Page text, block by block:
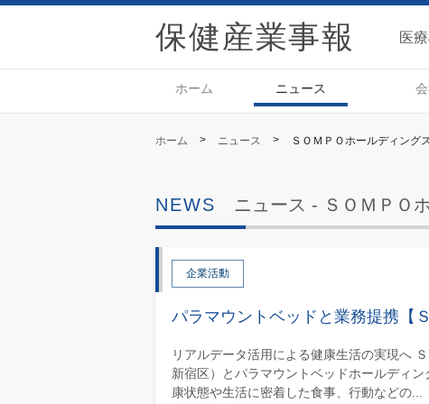
保医
ホーム ニュース
ホーム > ニュース > ＳＯＭＰＯホールディング
ニュース - ＳＯＭＰＯ
企業活動
パラマウントベッドと業務提携【
リアルデータ活用による健康生活の実現へ
新宿区）とパラマウントベッドホールディ
康状態や生活に密着した食事、行動などの...